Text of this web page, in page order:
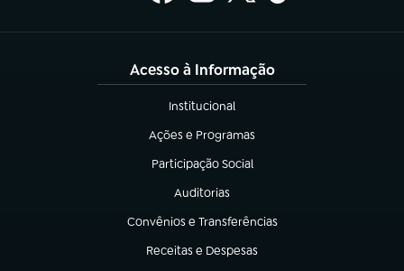
Acesso à Informação
Institucional
(abre em nova aba)
Ações e Programas
(abre em nova aba)
Participação Social
(abre em nova aba)
Auditorias
(abre em nova aba)
Convênios e Transferências
(abre em nova aba)
Receitas e Despesas
(abre em nova aba)